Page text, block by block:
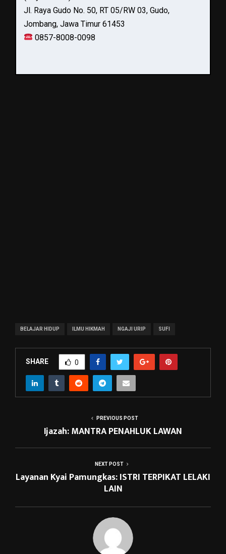
Jl. Raya Gudo No. 50, RT 05/RW 03, Gudo,
Jombang, Jawa Timur 61453
0857-8008-0098
BELAJAR HIDUP ILMU HIKMAH NGAJI URIP SUFI
SHARE 0
PREVIOUS POST
Ijazah: MANTRA PENAHLUK LAWAN
NEXT POST
Layanan Kyai Pamungkas: ISTRI TERPIKAT LELAKI
LAIN